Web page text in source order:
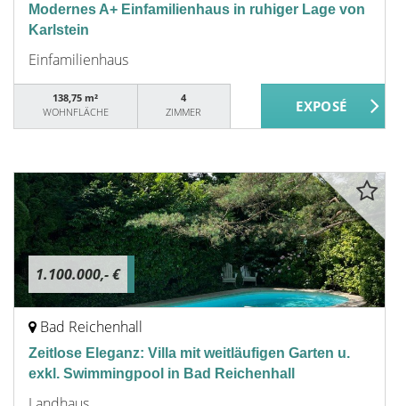
Modernes A+ Einfamilienhaus in ruhiger Lage von
Karlstein
Einfamilienhaus
138,75 m²
WOHNFLÄCHE
4
ZIMMER
1.100.000,- €
Bad Reichenhall
Zeitlose Eleganz: Villa mit weitläufigen Garten u.
exkl. Swimmingpool in Bad Reichenhall